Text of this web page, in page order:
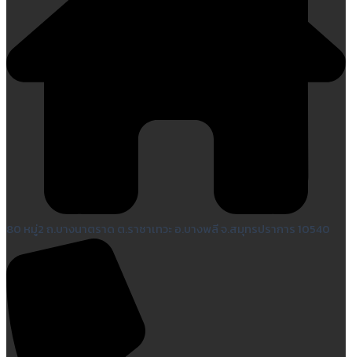
80 หมู่2 ถ.บางนาตราด ต.ราชาเทวะ อ.บางพลี จ.สมุทรปราการ 10540